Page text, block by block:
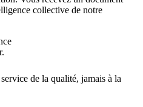
collective de notre
de la qualité, jamais à la